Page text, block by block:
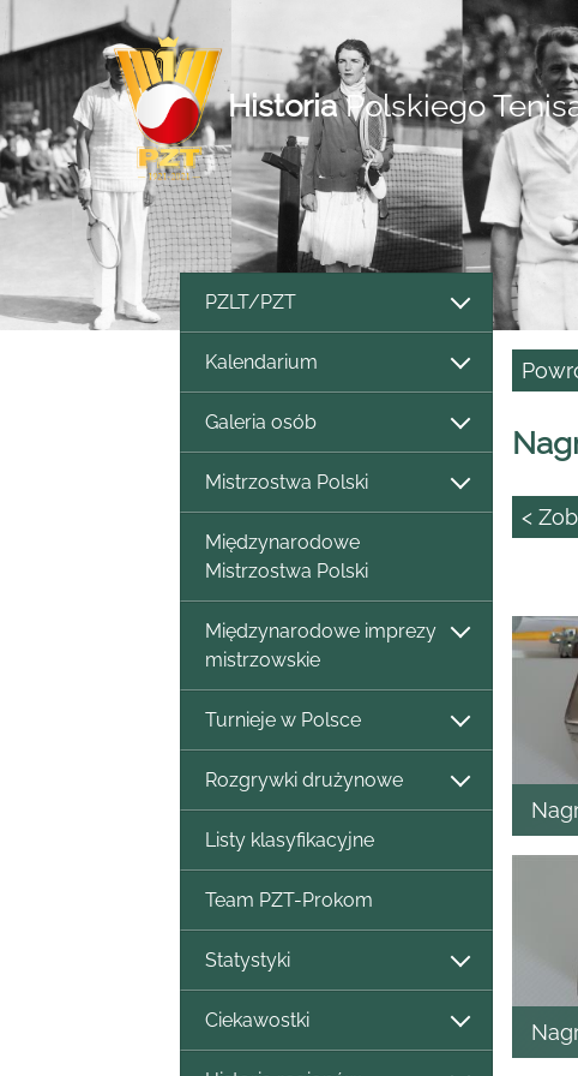
HistoriaPolskiego
PZLT/PZT
Kalendarium
Galeria osób
Mistrzostwa Polski
Międzynarodowe
Mistrzostwa Polski
Międzynarodowe imprezy
mistrzowskie
Turnieje w Polsce
Rozgrywki drużynowe
Listy klasyfikacyjne
Team PZT-Prokom
Statystyki
Ciekawostki
<